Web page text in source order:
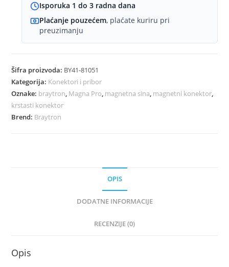
Isporuka 1 do 3 radna dana
Plaćanje pouzećem, plaćate kuriru pri
preuzimanju
Šifra proizvoda: BY41-81051
Kategorija: Konektori i pribor
Oznake: braytron, Magna Pro, magnetna sina, magnetni konektor,
krstasti konektor
Brend: Braytron
OPIS
DODATNE INFORMACIJE
RECENZIJE (0)
Opis